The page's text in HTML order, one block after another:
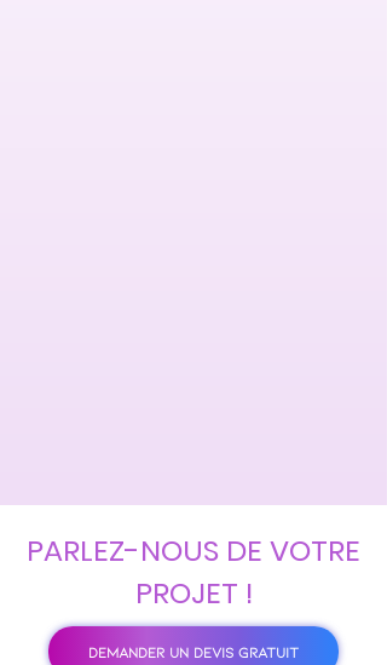
PARLEZ-NOUS DE VOTRE
PROJET !
DEMANDER UN DEVIS GRATUIT